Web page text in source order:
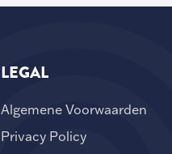
LEGAL
Algemene Voorwaarden
Privacy Policy